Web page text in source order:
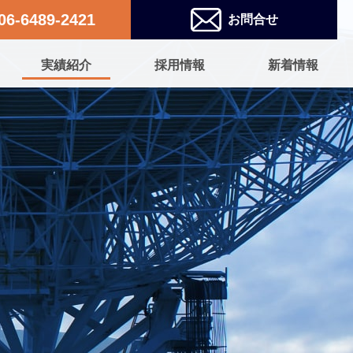
実績紹介 採用情報 新着情報
6489-2421 お問合せ